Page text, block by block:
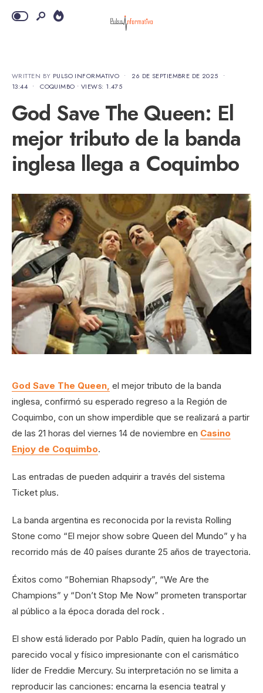
WRITTEN BY PULSO INFORMATIVO • 26 DE SEPTIEMBRE DE 2025
•
13:44 • COQUIMBO • VIEWS: 1.475
God Save The Queen: El
mejor tributo de la banda
inglesa llega a Coquimbo
God Save The Queen, el mejor tributo de la banda
inglesa, confirmó su esperado regreso a la Región de
Coquimbo, con un show imperdible que se realizará a partir
de las 21 horas del viernes 14 de noviembre en Casino
Enjoy de Coquimbo.
Las entradas de pueden adquirir a través del sistema
Ticket plus.
La banda argentina es reconocida por la revista Rolling
Stone como “El mejor show sobre Queen del Mundo” y ha
recorrido más de 40 países durante 25 años de trayectoria.
Éxitos como “Bohemian Rhapsody”, “We Are the
Champions” y “Don’t Stop Me Now” prometen transportar
al público a la época dorada del rock .
El show está liderado por Pablo Padín, quien ha logrado un
parecido vocal y físico impresionante con el carismático
líder de Freddie Mercury. Su interpretación no se limita a
reproducir las canciones: encarna la esencia teatral y